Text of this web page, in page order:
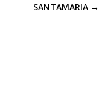
SANTAMARIA →